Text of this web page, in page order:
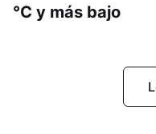
°C y más bajo